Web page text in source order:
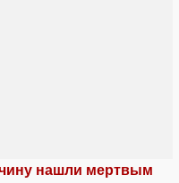
нашли мертвым